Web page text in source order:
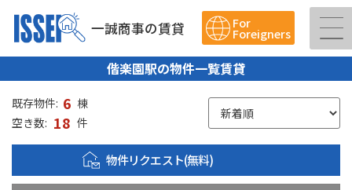
一誠商事の賃貸 For
Foreigners
偕楽園駅の物件一覧賃貸
既存物件: 6 棟
空き数: 18 件
物件リクエスト(無料)